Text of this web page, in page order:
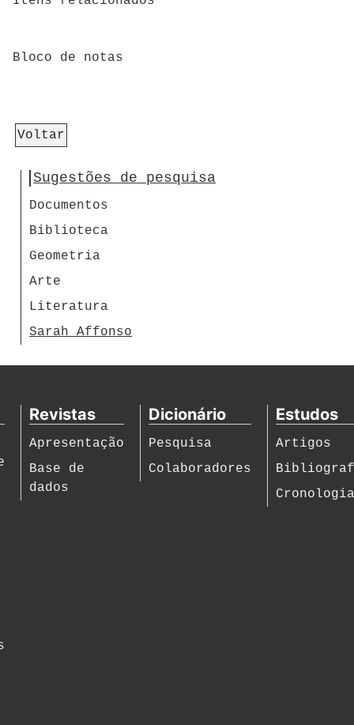
Bloco de notas
Voltar
Sugestões de pesquisa
Documentos
Biblioteca
Geometria
Arte
Literatura
Sarah Affonso
Revistas
Apresentação
Base de
dados
Dicionário
Pesquisa
Colaboradores
Estudos
Artigos